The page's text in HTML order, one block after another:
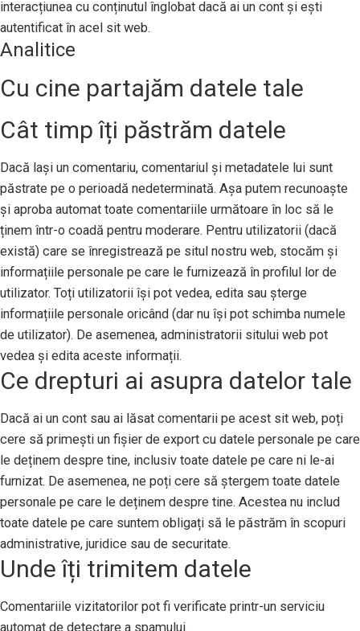
interacțiunea cu conținutul înglobat dacă ai un cont și ești
autentificat în acel sit web.
Analitice
Cu cine partajăm datele tale
Cât timp îți păstrăm datele
Dacă lași un comentariu, comentariul și metadatele lui sunt
păstrate pe o perioadă nedeterminată. Așa putem recunoaște
și aproba automat toate comentariile următoare în loc să le
ținem într-o coadă pentru moderare. Pentru utilizatorii (dacă
există) care se înregistrează pe situl nostru web, stocăm și
informațiile personale pe care le furnizează în profilul lor de
utilizator. Toți utilizatorii își pot vedea, edita sau șterge
informațiile personale oricând (dar nu își pot schimba numele
de utilizator). De asemenea, administratorii sitului web pot
vedea și edita aceste informații.
Ce drepturi ai asupra datelor tale
Dacă ai un cont sau ai lăsat comentarii pe acest sit web, poți
cere să primești un fișier de export cu datele personale pe care
le deținem despre tine, inclusiv toate datele pe care ni le-ai
furnizat. De asemenea, ne poți cere să ștergem toate datele
personale pe care le deținem despre tine. Acestea nu includ
toate datele pe care suntem obligați să le păstrăm în scopuri
administrative, juridice sau de securitate.
Unde îți trimitem datele
Comentariile vizitatorilor pot fi verificate printr-un serviciu
automat de detectare a spamului.